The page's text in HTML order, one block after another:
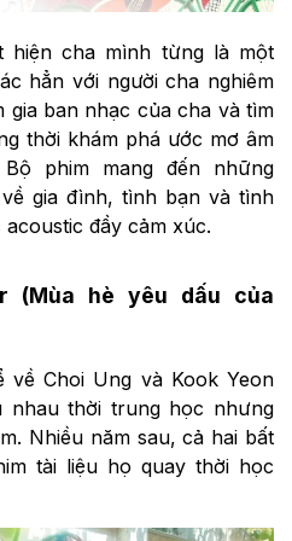
hiện cha mình từng là một
hẳn với người cha nghiêm
gia ban nhạc của cha và tìm
thời khám phá ước mơ âm
phim mang đến những
gia đình, tình bạn và tình
đầy cảm xúc.
(Mùa hè yêu dấu của
về Choi Ung và Kook Yeon
nhau thời trung học nhưng
Nhiều năm sau, cả hai bất
tài liệu họ quay thời học